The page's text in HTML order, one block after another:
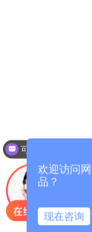
你们是怎么收费的
欢迎访问
品？
现在咨询